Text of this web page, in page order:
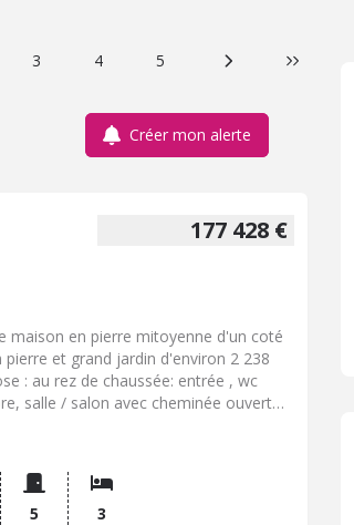
3 4 5 Page suivanteDernière
Créer mon alerte
177 428 €
maison en pierre mitoyenne d'un coté
pierre et grand jardin d'environ 2 238
: au rez de chaussée: entrée , wc
salle / salon avec cheminée ouvert
. assainissement fosse septique
5 3